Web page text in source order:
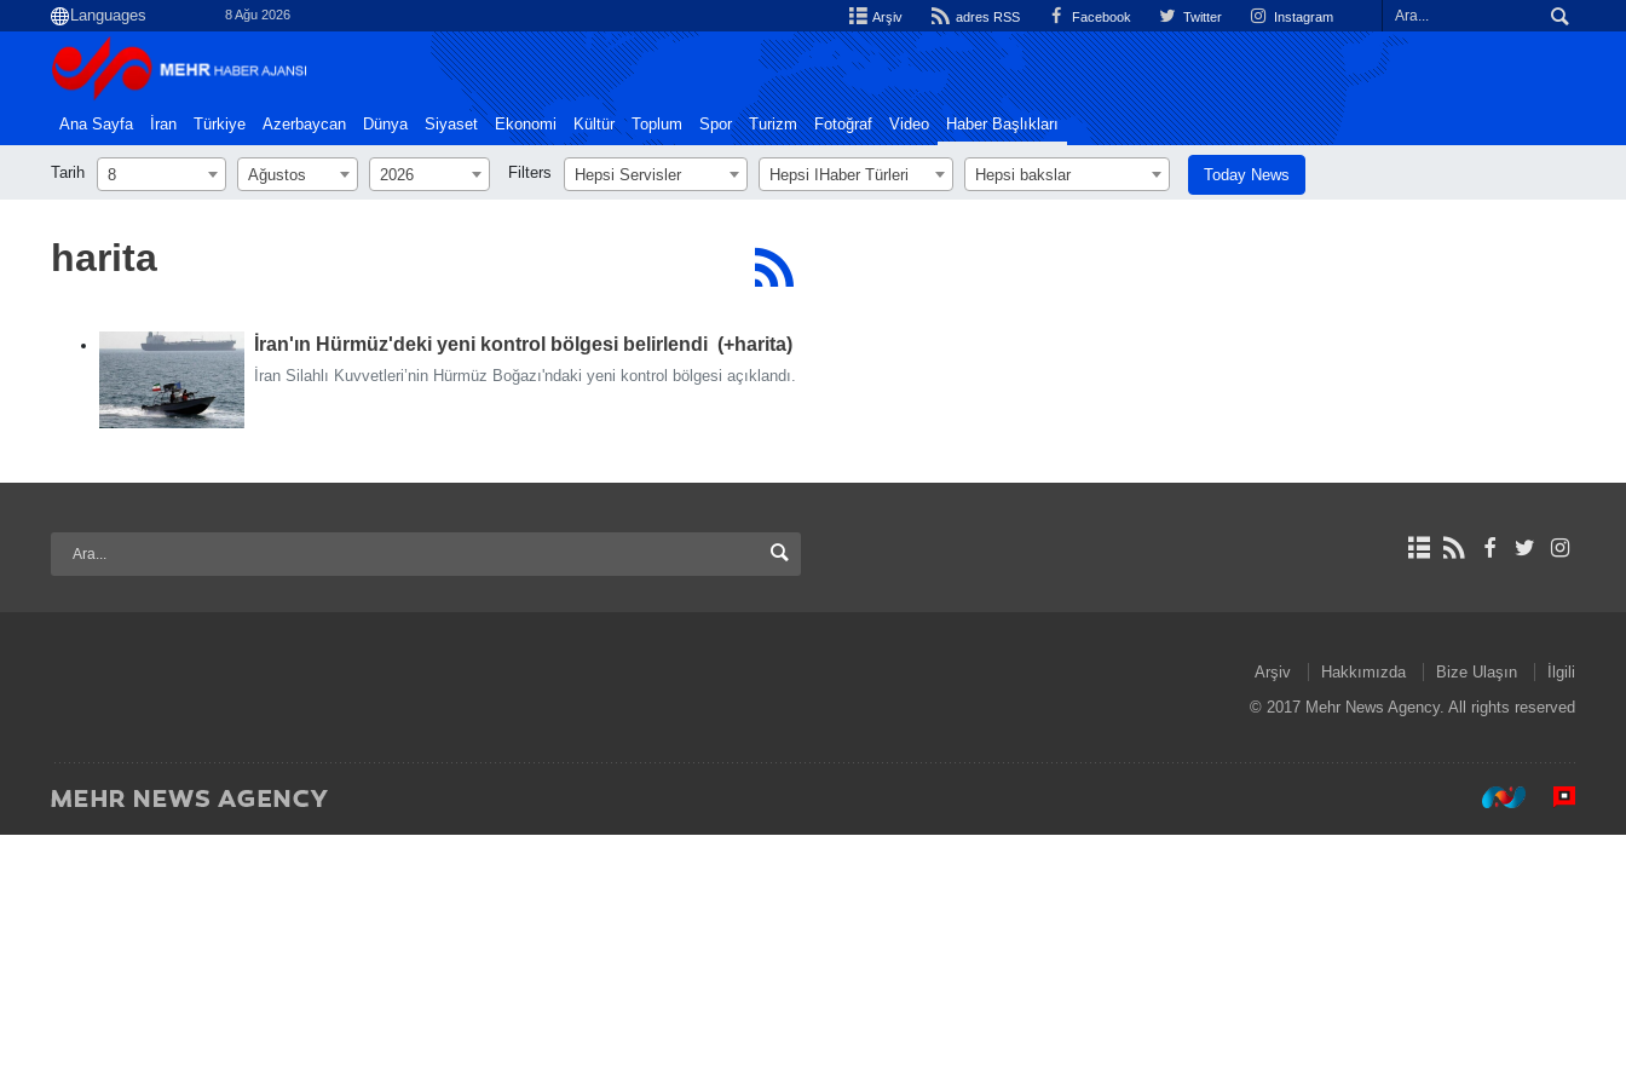
8 Ağu 2026 Arşiv adres RSS Facebook Twitter Instagram
Ana Sayfa İran Türkiye Azerbaycan Dünya Siyaset Ekonomi Kültür Toplum Spor Turizm Fotoğraf Video Haber Başlıkları
Tarih 8 Ağustos 2026 Filters Hepsi Servisler Hepsi اHaber Türleri Hepsi bakslar Today News
harita
İran'ın Hürmüz'deki yeni kontrol bölgesi belirlendi (+harita)
İran Silahlı Kuvvetleri’nin Hürmüz Boğazı'ndaki yeni kontrol bölgesi açıklandı.
Arşiv Hakkımızda Bize Ulaşın
İlgili
© 2017 Mehr News Agency. All rights reserved